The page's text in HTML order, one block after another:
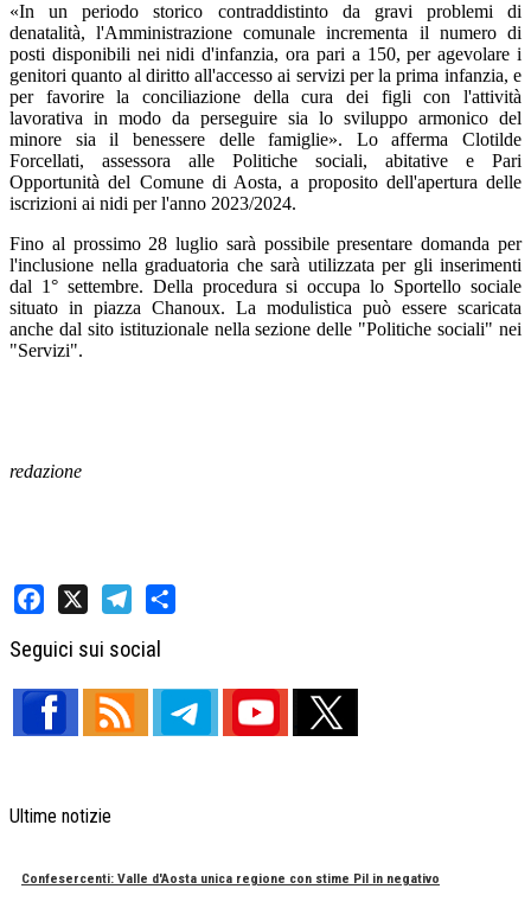
«In un periodo storico contraddistinto da gravi problemi di
denatalità, l'Amministrazione comunale incrementa il numero di
posti disponibili nei nidi d'infanzia, ora pari a 150, per agevolare i
genitori quanto al diritto all'accesso ai servizi per la prima infanzia, e
per favorire la conciliazione della cura dei figli con l'attività
lavorativa in modo da perseguire sia lo sviluppo armonico del
minore sia il benessere delle famiglie». Lo afferma Clotilde
Forcellati, assessora alle Politiche sociali, abitative e Pari
Opportunità del Comune di Aosta, a proposito dell'apertura delle
iscrizioni ai nidi per l'anno 2023/2024.
Fino al prossimo 28 luglio sarà possibile presentare domanda per
l'inclusione nella graduatoria che sarà utilizzata per gli inserimenti
dal 1° settembre. Della procedura si occupa lo Sportello sociale
situato in piazza Chanoux. La modulistica può essere scaricata
anche dal sito istituzionale nella sezione delle "Politiche sociali" nei
"Servizi".
redazione
Seguici sui social
Ultime notizie
Confesercenti: Valle d'Aosta unica regione con stime Pil in negativo